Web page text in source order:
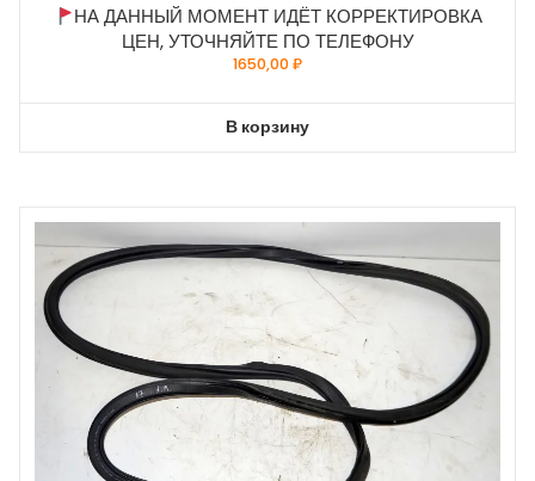
НА ДАННЫЙ МОМЕНТ ИДЁТ КОРРЕКТИРОВКА
ЦЕН, УТОЧНЯЙТЕ ПО ТЕЛЕФОНУ
1650,00₽
В корзину